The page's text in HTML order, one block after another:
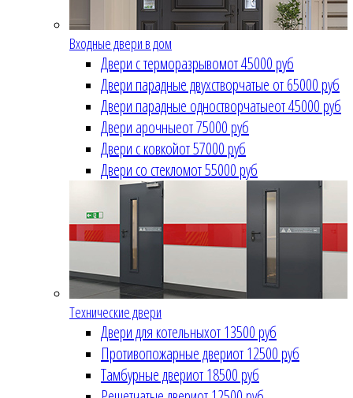
Входные двери в дом
Двери с терморазрывомот 45000 руб
Двери парадные двухстворчатые от 65000 руб
Двери парадные одностворчатыеот 45000 руб
Двери арочныеот 75000 руб
Двери с ковкойот 57000 руб
Двери со стекломот 55000 руб
Технические двери
Двери для котельныхот 13500 руб
Противопожарные двериот 12500 руб
Тамбурные двериот 18500 руб